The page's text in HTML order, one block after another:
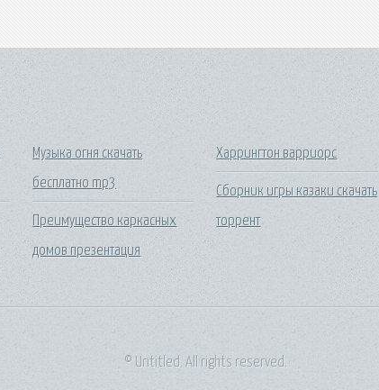
Музыка огня скачать
бесплатно mp3
Преимущество каркасных
домов презентация
Харрингтон варриорс
Сборник игры казаки скачать
торрент
© Untitled. All rights reserved.